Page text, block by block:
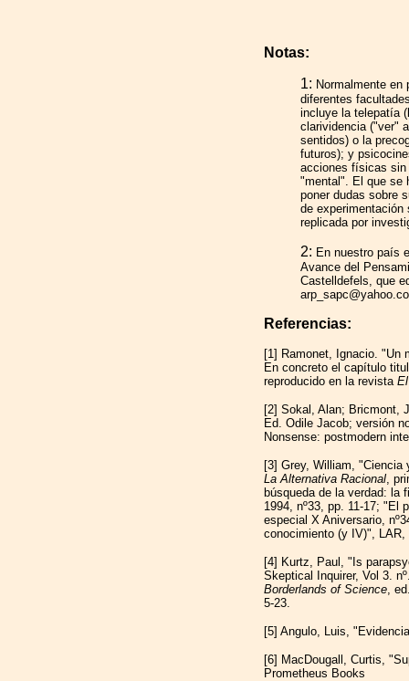
Notas:
1: Normalmente
diferentes
incluye la telepatía
clarividencia ("ver"
sentidos) o la
futuros); y
acciones físicas
"mental". El que se
poner dudas sobre
de
replicada por
2: En nuestro país
Avance del
Castelldefels, que
Referencias:
[1] Ramonet, Ignacio. "Un
En concreto el capítulo
reproducido en la revista
[2] Sokal, Alan; Bricmont,
Ed. Odile Jacob; versión
Nonsense: postmodern
[3] Grey, William,
La Alternativa Racional,
búsqueda de la verdad: la
1994, nº33, pp. 11-17; "El
especial X Aniversario,
conocimiento (y IV)", LAR,
[4] Kurtz, Paul, "Is
Skeptical Inquirer, Vol 3.
Borderlands of Science,
5-23.
[5] Angulo, Luis,
[6] MacDougall, Curtis,
Prometheus Books